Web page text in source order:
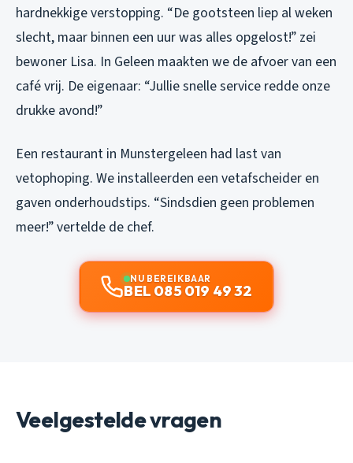
hardnekkige verstopping. “De gootsteen liep al weken
slecht, maar binnen een uur was alles opgelost!” zei
bewoner Lisa. In Geleen maakten we de afvoer van een
café vrij. De eigenaar: “Jullie snelle service redde onze
drukke avond!”
Een restaurant in Munstergeleen had last van
vetophoping. We installeerden een vetafscheider en
gaven onderhoudstips. “Sindsdien geen problemen
meer!” vertelde de chef.
NU BEREIKBAAR
BEL 085 019 49 32
Veelgestelde vragen